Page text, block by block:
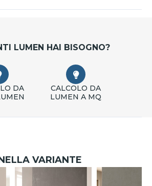
LUMEN HAI BISOGNO?
DA
CALCOLO DA
LUMEN A MQ
VARIANTE